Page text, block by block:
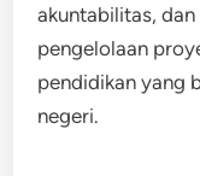
akuntabilitas,
pengelolaan
pendidikan yang
negeri.